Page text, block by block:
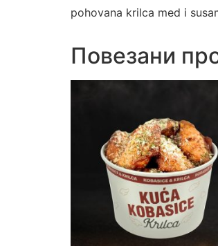
pohovana krilca med i
Повезани